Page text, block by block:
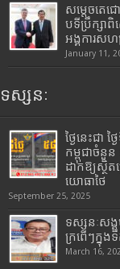
សម្តេចតេ
បទីប្រឹក្សា
អង្គការសហ
January 11,
ទស្សនៈ
ថ្ងៃនេះជា
កម្ពុជាចំនួន
ដាក់ឱ្យស្ថិ
យោធាថៃ
September 25, 2025
ទស្សនៈសង្
ក្រពើៗក្នុង
March 16,